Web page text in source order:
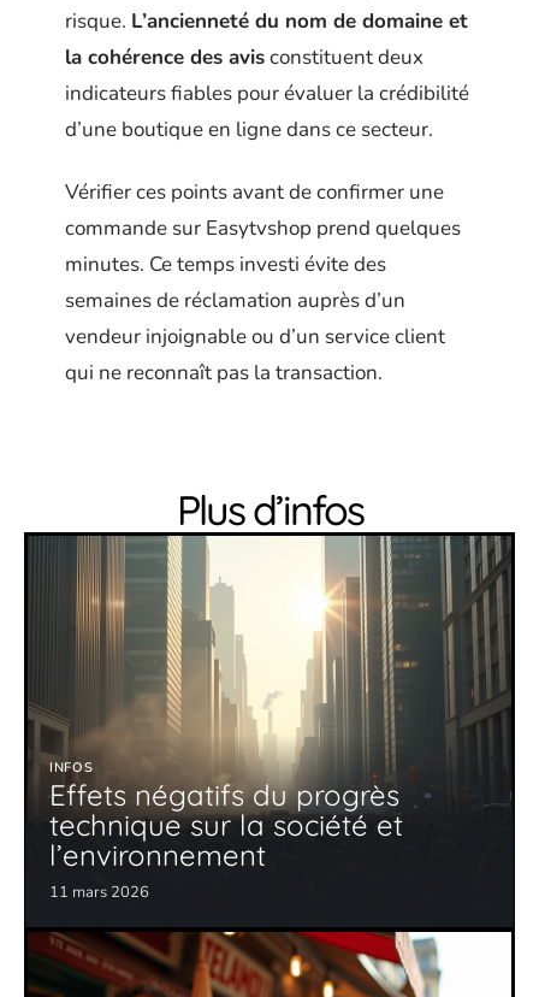
risque. L’ancienneté du nom de domaine et
la cohérence des avisconstituent deux
indicateurs fiables pour évaluer la crédibilité
d’une boutique en ligne dans ce secteur.
Vérifier ces points avant de confirmer une
commande sur Easytvshop prend quelques
minutes. Ce temps investi évite des
semaines de réclamation auprès d’un
vendeur injoignable ou d’un service client
qui ne reconnaît pas la transaction.
Plus d’infos
INFOS
Effets négatifs du progrès
technique sur la société et
l’environnement
11 mars 2026